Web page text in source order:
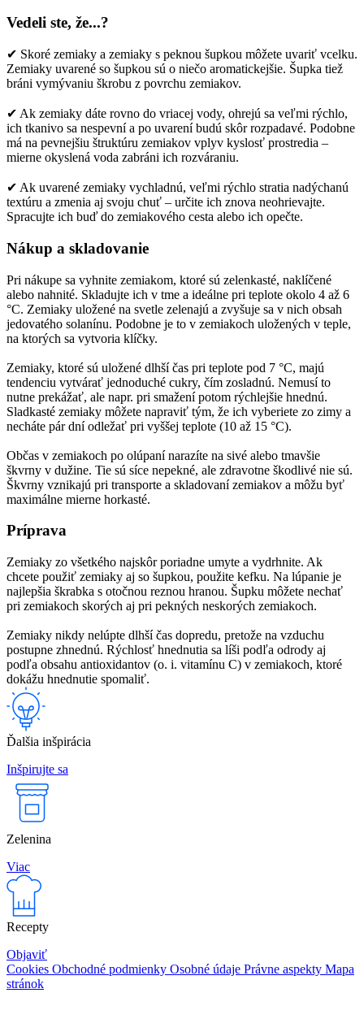
Vedeli ste, že...?
✔ Skoré zemiaky a zemiaky s peknou šupkou môžete uvariť vcelku.
Zemiaky uvarené so šupkou sú o niečo aromatickejšie. Šupka tiež
bráni vymývaniu škrobu z povrchu zemiakov.
✔ Ak zemiaky dáte rovno do vriacej vody, ohrejú sa veľmi rýchlo,
ich tkanivo sa nespevní a po uvarení budú skôr rozpadavé. Podobne
má na pevnejšiu štruktúru zemiakov vplyv kyslosť prostredia –
mierne okyslená voda zabráni ich rozváraniu.
✔ Ak uvarené zemiaky vychladnú, veľmi rýchlo stratia nadýchanú
textúru a zmenia aj svoju chuť – určite ich znova neohrievajte.
Spracujte ich buď do zemiakového cesta alebo ich opečte.
Nákup a skladovanie
Pri nákupe sa vyhnite zemiakom, ktoré sú zelenkasté, naklíčené
alebo nahnité. Skladujte ich v tme a ideálne pri teplote okolo 4 až 6
°C. Zemiaky uložené na svetle zelenajú a zvyšuje sa v nich obsah
jedovatého solanínu. Podobne je to v zemiakoch uložených v teple,
na ktorých sa vytvoria klíčky.
Zemiaky, ktoré sú uložené dlhší čas pri teplote pod 7 °C, majú
tendenciu vytvárať jednoduché cukry, čím zosladnú. Nemusí to
nutne prekážať, ale napr. pri smažení potom rýchlejšie hnednú.
Sladkasté zemiaky môžete napraviť tým, že ich vyberiete zo zimy a
necháte pár dní odležať pri vyššej teplote (10 až 15 °C).
Občas v zemiakoch po olúpaní narazíte na sivé alebo tmavšie
škvrny v dužine. Tie sú síce nepekné, ale zdravotne škodlivé nie sú.
Škvrny vznikajú pri transporte a skladovaní zemiakov a môžu byť
maximálne mierne horkasté.
Príprava
Zemiaky zo všetkého najskôr poriadne umyte a vydrhnite. Ak
chcete použiť zemiaky aj so šupkou, použite kefku. Na lúpanie je
najlepšia škrabka s otočnou reznou hranou. Šupku môžete nechať
pri zemiakoch skorých aj pri pekných neskorých zemiakoch.
Zemiaky nikdy nelúpte dlhší čas dopredu, pretože na vzduchu
postupne zhnednú. Rýchlosť hnednutia sa líši podľa odrody aj
podľa obsahu antioxidantov (o. i. vitamínu C) v zemiakoch, ktoré
dokážu hnednutie spomaliť.
Ďalšia inšpirácia
Inšpirujte sa
Zelenina
Viac
Recepty
Objaviť
Cookies Obchodné podmienky Osobné údaje Právne aspekty Mapa
stránok